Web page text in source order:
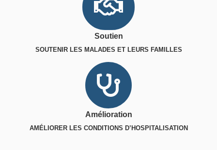
Soutien
SOUTENIR LES MALADES ET LEURS FAMILLES
Amélioration
AMÉLIORER LES CONDITIONS D’HOSPITALISATION